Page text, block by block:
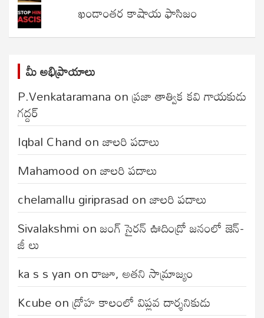
ఖండాంతర కాషాయ ఫాసిజం
మీ అభిప్రాయాలు
P.Venkataramana onప్రజా తాత్విక కవి గాయకుడు
గద్దర్
Iqbal Chand onజాలరి పదాలు
Mahamood onజాలరి పదాలు
chelamallu giriprasad onజాలరి పదాలు
Sivalakshmi onజంగ్‌ సైరన్‌ ఊదిండ్రో జనంలో జెన్-
జీ లు
ka s s yan onరాజూ, అతని సామ్రాజ్యం
Kcubeonద్రోహ కాలంలో విప్లవ దార్శనికుడు